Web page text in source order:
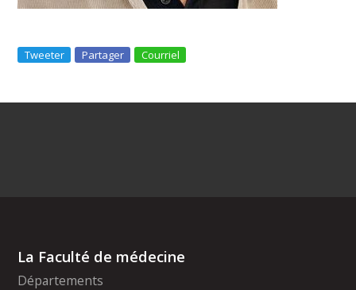
Tweeter Partager Courriel
La Faculté de médecine
Départements